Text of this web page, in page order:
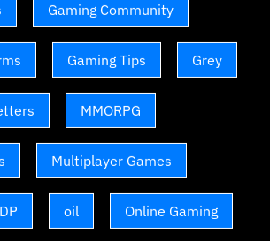
Gaming Community
Gaming Tips Grey
MMORPG
Multiplayer Games
oil Online Gaming